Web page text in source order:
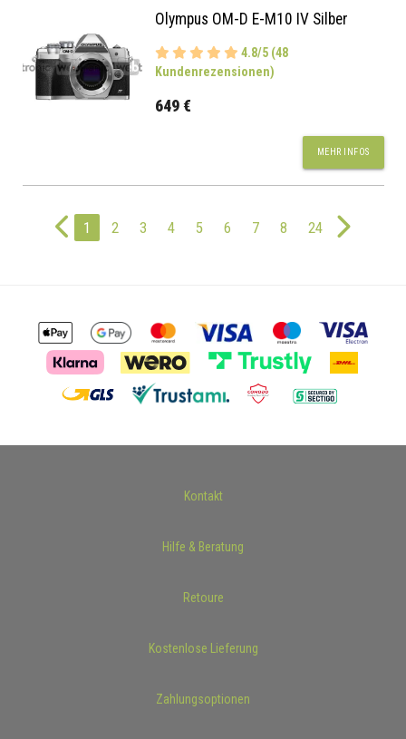
Olympus OM-D E-M10 IV Silber
4.8/5 (48
Kundenrezensionen)
649 €
MEHR INFOS
1 2 3 4 5 6 7 8 24
Kontakt
Hilfe & Beratung
Retoure
Kostenlose Lieferung
Zahlungsoptionen